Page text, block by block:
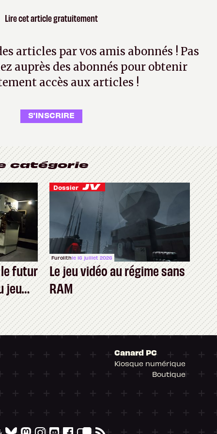
Lire cet article gratuitement
articles par vos amis abonnés ! Pas
auprès des abonnés pour obtenir
accès aux articles !
S'INSCRIRE
catégorie
futur
jeu
Dossier
Furolithle 16 juillet 2026
Le jeu vidéo au régime sans
RAM
Canard PC
Kiosque numérique
Boutique
la conformité avec les